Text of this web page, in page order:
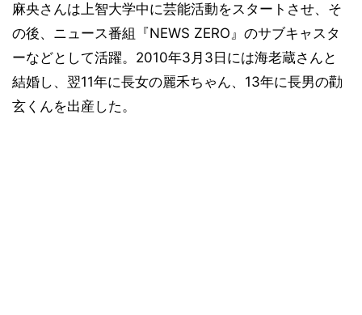
麻央さんは上智大学中に芸能活動をスタートさせ、そ
の後、ニュース番組『NEWS ZERO』のサブキャスタ
ーなどとして活躍。2010年3月3日には海老蔵さんと
結婚し、翌11年に長女の麗禾ちゃん、13年に長男の勸
玄くんを出産した。